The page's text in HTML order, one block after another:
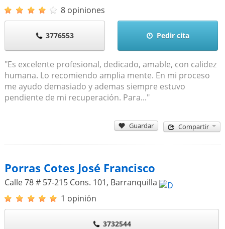
8 opiniones
3776553 Pedir cita
"Es excelente profesional, dedicado, amable, con calidez
humana. Lo recomiendo amplia mente. En mi proceso
me ayudo demasiado y ademas siempre estuvo
pendiente de mi recuperación. Para..."
Guardar Compartir
Porras Cotes José Francisco
Calle 78 # 57-215 Cons. 101, Barranquilla
1 opinión
3732544